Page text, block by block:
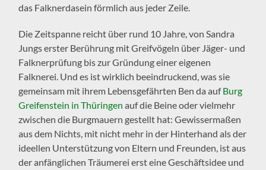
das Falknerdasein förmlich aus jeder Zeile.
Die Zeitspanne reicht über rund 10 Jahre, von Sandra
Jungs erster Berührung mit Greifvögeln über Jäger- und
Falknerprüfung bis zur Gründung einer eigenen
Falknerei. Und es ist wirklich beeindruckend, was sie
gemeinsam mit ihrem Lebensgefährten Ben da aufBurg
Greifenstein in Thüringen auf die Beine oder vielmehr
zwischen die Burgmauern gestellt hat: Gewissermaßen
aus dem Nichts, mit nicht mehr in der Hinterhand als der
ideellen Unterstützung von Eltern und Freunden, ist aus
der anfänglichen Träumerei erst eine Geschäftsidee und